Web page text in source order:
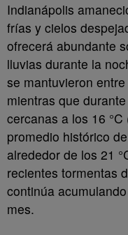
Indianápolis
frías y cielos
ofrecerá abundante
lluvias durante la
se mantuvieron
mientras que
cercanas a los 16
promedio histórico
alrededor de los 21
recientes tormentas
continúa
mes.